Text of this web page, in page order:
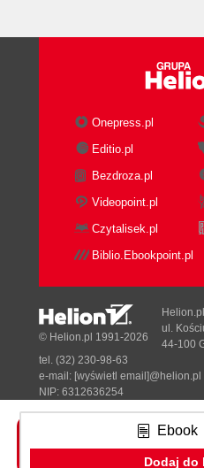
Ustawianie typu
Korzystanie z
(160)
Zabezpieczenie
współdzieleniem
Podsumowanie (165)
Rozdział 8. Użycie gniazd
Czym są gniazda? (167)
pośrednictwem
Implementacja
gniazdach (168)
Czym jest
(168)
Obsługa gniazd w PHP
Sprawdzamy, czy
interpretera PHP
poleceń (169)
Ebook
Dodaj do
Onepress.pl
Editio.pl
Bezdroza.pl
Videopoint.pl
Czytalisek.pl
Biblio.Ebookpoint.pl
Tonik.pl
© Helion.pl 1991-2026
ul.
44-100
tel. (32) 230-98-63
e-mail: [wyświetl email]@helion.pl
NIP: 6312636254